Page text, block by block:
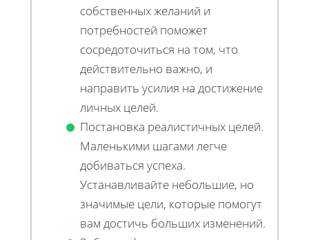
собственных желаний и
потребностей поможет
сосредоточиться на том, что
действительно важно, и
направить усилия на достижение
личных целей.
Постановка реалистичных целей.
Маленькими шагами легче
добиваться успеха.
Устанавливайте небольшие, но
значимые цели, которые помогут
вам достичь больших изменений.